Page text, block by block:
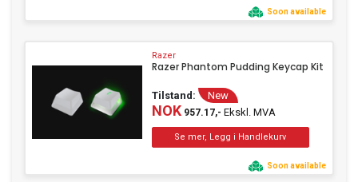
Soon available
Razer
Razer Phantom Pudding Keycap Kit
Tilstand: New
NOK957.17,- Ekskl. MVA
Soon available